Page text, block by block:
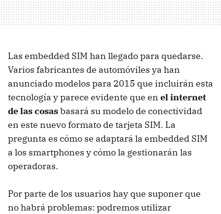
Las embedded SIM han llegado para quedarse.
Varios fabricantes de automóviles ya han
anunciado modelos para 2015 que incluirán esta
tecnología y parece evidente que en el internet
de las cosasbasará su modelo de conectividad
en este nuevo formato de tarjeta SIM. La
pregunta es cómo se adaptará la embedded SIM
a los smartphones y cómo la gestionarán las
operadoras.
Por parte de los usuarios hay que suponer que
no habrá problemas: podremos utilizar